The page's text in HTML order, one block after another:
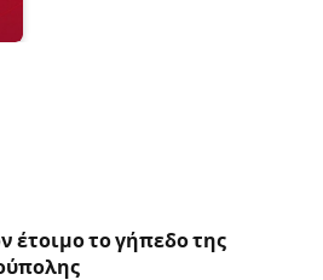
έτοιμο το γήπεδο της